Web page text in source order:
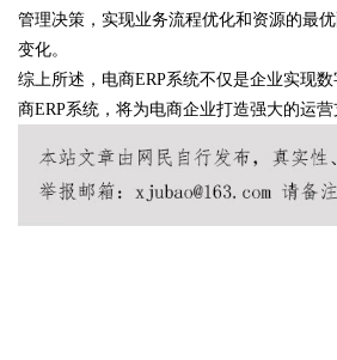
管理决策，实现业务流程优化和资源的最
变化。
综上所述，电商ERP系统不仅是企业实现
商ERP系统，将为电商企业打造强大的运